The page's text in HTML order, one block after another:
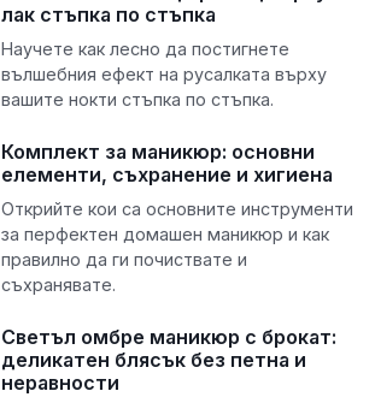
лак стъпка по стъпка
Научете как лесно да постигнете
вълшебния ефект на русалката върху
вашите нокти стъпка по стъпка.
Комплект за маникюр: основни
елементи, съхранение и хигиена
Открийте кои са основните инструменти
за перфектен домашен маникюр и как
правилно да ги почиствате и
съхранявате.
Светъл омбре маникюр с брокат:
деликатен блясък без петна и
неравности